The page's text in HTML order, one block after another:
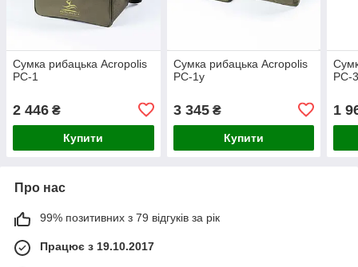
Сумка рибацька Acropolis
РС-1
2 446 ₴
Купити
Сумка рибацька Acropolis
РС-1у
3 345₴
Купити
РС-
1
Про нас
99% позитивних з 79 відгуків за рік
Працює з 19.10.2017